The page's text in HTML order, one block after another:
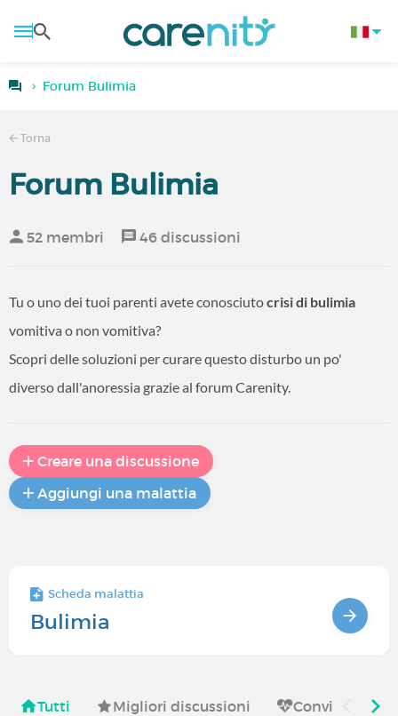
Forum Bulimia
Torna
Forum Bulimia
52 membri 46 discussioni
Tu o uno dei tuoi parenti avete conosciutocrisi di bulimia
vomitiva o non vomitiva?
Scopri delle soluzioni per curare questo disturbo un po'
diverso dall'anoressia grazie al forum Carenity.
Creare una discussione
Aggiungi una malattia
Scheda malattia
Bulimia
Tutti Migliori discussioni Convivere con